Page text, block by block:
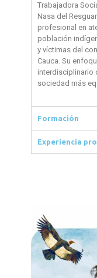
Trabajadora
Nasa del
profesional en
población
y víctimas del
Cauca. Su
interdisciplinario
sociedad más
Formación
Experiencia